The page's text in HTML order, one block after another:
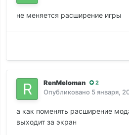
не меняется расширение игры
RenMeloman 2
Опубликовано 5 января,
а как поменять расширение
выходит за экран